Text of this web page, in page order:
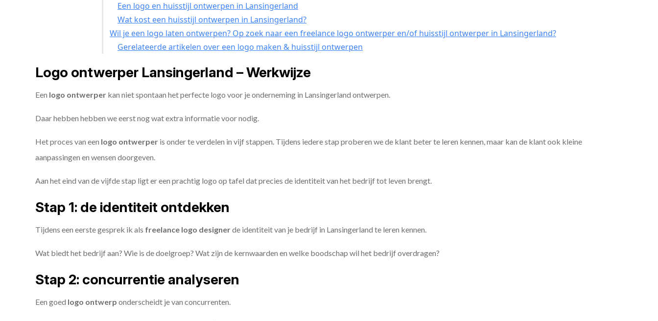
Een logo en huisstijl ontwerpen in Lansingerland
Wat kost een huisstijl ontwerpen in Lansingerland?
Wil je een logo laten ontwerpen? Op zoek naar een freelance logo ontwerper en/of huisstijl ontwerper in Lansingerland?
Gerelateerde artikelen over een logo maken & huisstijl ontwerpen
Logo ontwerper Lansingerland – Werkwijze
Een logo ontwerper kan niet spontaan het perfecte logo voor je onderneming in Lansingerland ontwerpen.
Daar hebben hebben we eerst nog wat extra informatie voor nodig.
Het proces van een logo ontwerper is onder te verdelen in vijf stappen. Tijdens iedere stap proberen we de klant beter te leren kennen, maar kan de klant ook kleine
aanpassingen en wensen doorgeven.
Aan het eind van de vijfde stap ligt er een prachtig logo op tafel dat precies de identiteit van het bedrijf tot leven brengt.
Stap 1: de identiteit ontdekken
Tijdens een eerste gesprek ik als freelance logo designerde identiteit van je bedrijf in Lansingerland te leren kennen.
Wat biedt het bedrijf aan? Wie is de doelgroep? Wat zijn de kernwaarden en welke boodschap wil het bedrijf overdragen?
Stap 2: concurrentie analyseren
Een goed logo ontwerp onderscheidt je van concurrenten.